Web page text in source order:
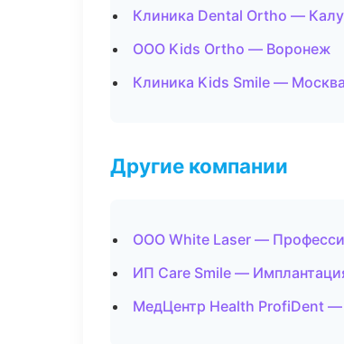
Клиника Dental Ortho —
ООО Kids Ortho — Воронеж
Клиника Kids Smile — Москва
Другие компании
ООО White Laser —
ИП Care Smile —
МедЦентр Health ProfiDent —